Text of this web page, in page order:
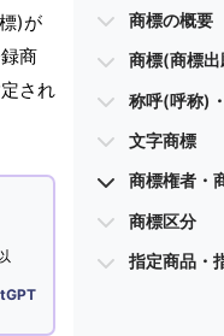
)が
商
され
商標の概要
商標(商標
称呼(呼称)
文字商標
商標権者・
商標区分
指定商品・